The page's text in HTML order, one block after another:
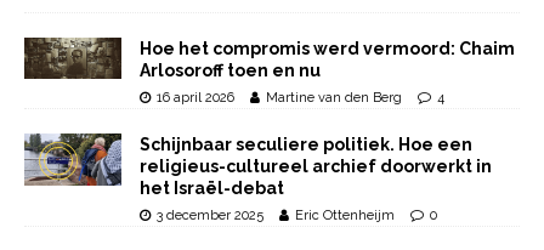
Hoe het compromis werd vermoord: Chaim
Arlosoroff toen en nu
16 april 2026 Martine van den Berg 4
Schijnbaar seculiere politiek. Hoe een
religieus-cultureel archief doorwerkt in
het Israël-debat
3 december 2025 Eric Ottenheijm 0